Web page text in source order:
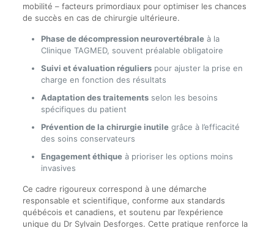
mobilité – facteurs primordiaux pour optimiser les chances
de succès en cas de chirurgie ultérieure.
Phase de décompression neurovertébraleà la
Clinique TAGMED, souvent préalable obligatoire
Suivi et évaluation régulierspour ajuster la prise en
charge en fonction des résultats
Adaptation des traitementsselon les besoins
spécifiques du patient
Prévention de la chirurgie inutilegrâce à l’efficacité
des soins conservateurs
Engagement éthiqueà prioriser les options moins
invasives
Ce cadre rigoureux correspond à une démarche
responsable et scientifique, conforme aux standards
québécois et canadiens, et soutenu par l’expérience
unique du Dr Sylvain Desforges. Cette pratique renforce la